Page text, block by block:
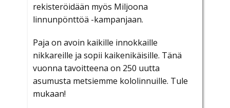
rekisteröidään myös Miljoona
linnunpönttöä -kampanjaan.
Paja on avoin kaikille innokkaille
nikkareille ja sopii kaikenikäisille. Tänä
vuonna tavoitteena on 250 uutta
asumusta metsiemme kololinnuille. Tule
mukaan!